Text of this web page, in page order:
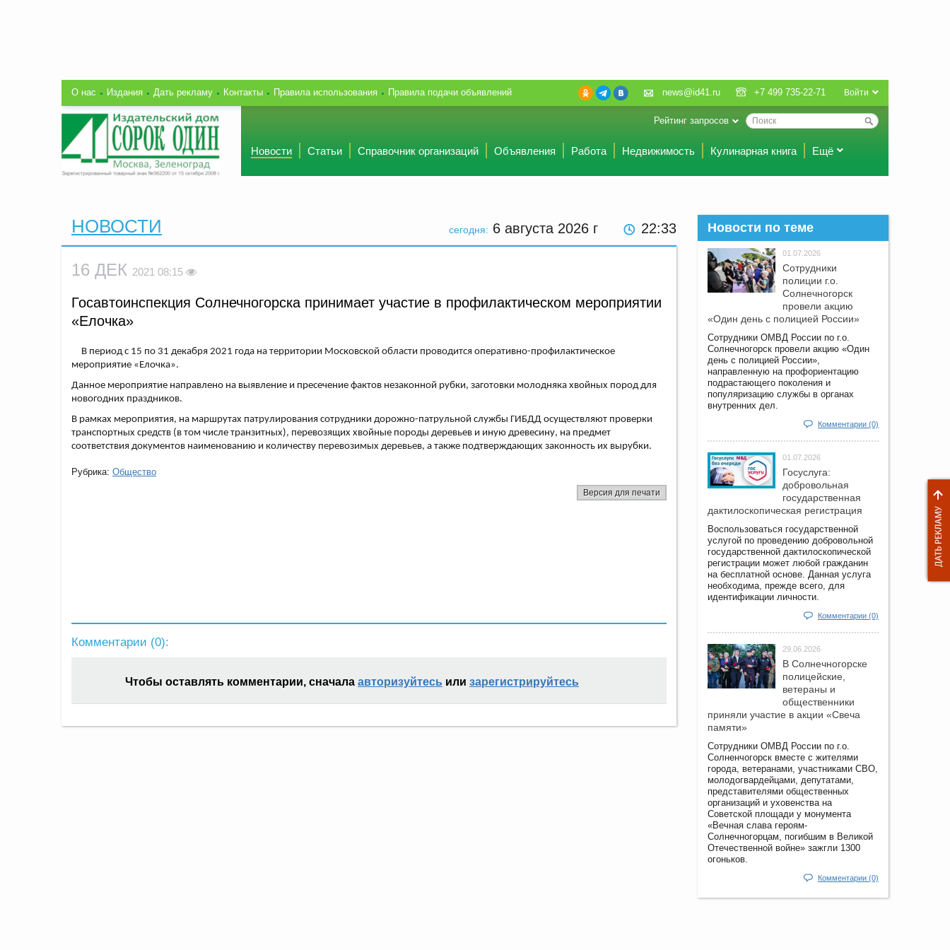
О нас Издания Дать рекламу Контакты Правила использования Правила подачи объявлений Войти
news@id41.ru +7 499 735-22-71
Рейтинг запросов
Новости Статьи Справочник организаций Объявления Работа Недвижимость Кулинарная книга Ещё
сегодня: 6 августа 2026 г 22:33
НОВОСТИ
16 ДЕК 2021 08:15
Госавтоинспекция Солнечногорска принимает участие в профилактическом мероприятии
«Елочка»
В период с 15 по 31 декабря 2021 года на территории Московской области проводится оперативно-профилактическое
мероприятие «Елочка».
Данное мероприятие направлено на выявление и пресечение фактов незаконной рубки, заготовки молодняка хвойных пород для
новогодних праздников.
В рамках мероприятия, на маршрутах патрулирования сотрудники дорожно-патрульной службы ГИБДД осуществляют проверки
транспортных средств (в том числе транзитных), перевозящих хвойные породы деревьев и иную древесину, на предмет
соответствия документов наименованию и количеству перевозимых деревьев, а также подтверждающих законность их вырубки.
Рубрика: Общество
Версия для печати
Комментарии (0):
Чтобы оставлять комментарии, сначала авторизуйтесь или зарегистрируйтесь
Новости по теме
01.07.2026
Сотрудники
полиции г.о.
Солнечногорск
провели акцию
«Один день с полицией России»
Сотрудники ОМВД России по г.о.
Солнечногорск провели акцию «Один
день с полицией России»,
направленную на профориентацию
подрастающего поколения и
популяризацию службы в органах
внутренних дел.
Комментарии (0)
01.07.2026
Госуслуга:
добровольная
государственная
дактилоскопическая регистрация
Воспользоваться государственной
услугой по проведению добровольной
государственной дактилоскопической
регистрации может любой гражданин
на бесплатной основе. Данная услуга
необходима, прежде всего, для
идентификации личности.
Комментарии (0)
29.06.2026
В Солнечногорске
полицейские,
ветераны и
общественники
приняли участие в акции «Свеча
памяти»
Сотрудники ОМВД России по г.о.
Солненчогорск вместе с жителями
города, ветеранами, участниками СВО,
молодогвардейцами, депутатами,
представителями общественных
организаций и уховенства на
Советской площади у монумента
«Вечная слава героям-
Солнечногорцам, погибшим в Великой
Отечественной войне» зажгли 1300
огоньков.
Комментарии (0)